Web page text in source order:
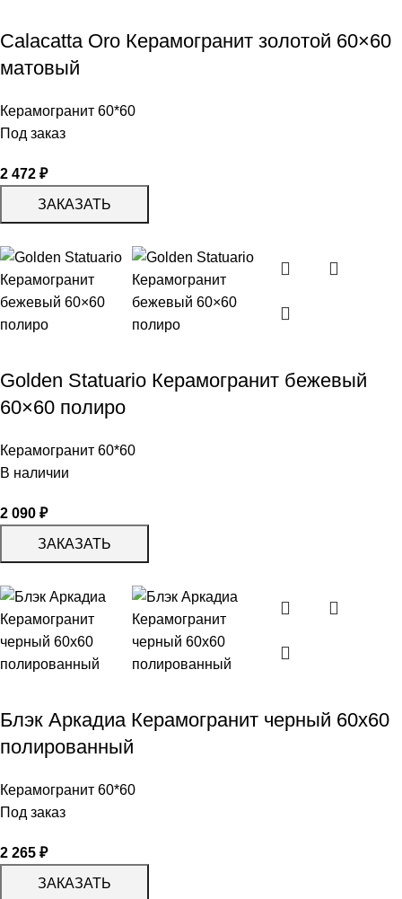
Calacatta Oro Керамогранит золотой 60×60
матовый
Керамогранит 60*60
Под заказ
2 472 ₽
ЗАКАЗАТЬ
Golden Statuario Керамогранит бежевый
60×60 полиро
Керамогранит 60*60
В наличии
2 090 ₽
ЗАКАЗАТЬ
Блэк Аркадиа Керамогранит черный 60х60
полированный
Керамогранит 60*60
Под заказ
2 265 ₽
ЗАКАЗАТЬ